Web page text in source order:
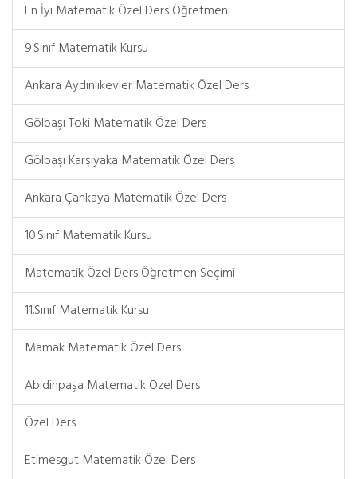
En İyi Matematik Özel Ders Öğretmeni
9.Sınıf Matematik Kursu
Ankara Aydınlıkevler Matematik Özel Ders
Gölbaşı Toki Matematik Özel Ders
Gölbaşı Karşıyaka Matematik Özel Ders
Ankara Çankaya Matematik Özel Ders
10.Sınıf Matematik Kursu
Matematik Özel Ders Öğretmen Seçimi
11.Sınıf Matematik Kursu
Mamak Matematik Özel Ders
Abidinpaşa Matematik Özel Ders
Özel Ders
Etimesgut Matematik Özel Ders